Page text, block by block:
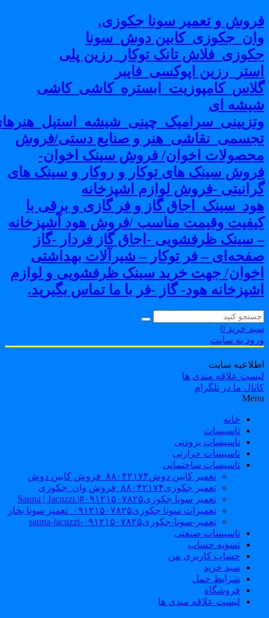
و تعمیر سونا جکوزی,
دوش_سونا
تانک توکار_رزین پلی
اپوکسی_فایبر
ای
و صنایع دستی/فروش
اخوان/ فروش سینک اخوان-
سینک های توکار و روکار و سینک های
-فروش لوازم اشپزخانه
گاز و فر گازی و برقی با
وقیمت مناسب /فروش هود آشپزخانه
سینک ظرفشویی -اجاق گاز فردار -گاز
– فر توکار – شیرآلات بهداشتی
جهت خرید سینک ظرفشویی و لوازم
هود- گاز -فر با ما تماس بگیرید.
خرید 0
به سایت
سایت
علاقه مندی ها
ما در تلگرام
خانه
تاسیسات
تاسیسات برودتی
تاسیسات حرارتی
تاسیسات ساختمانی
تعمیر کابین دوش۸۸۰۴۲۱۷۴_فروش کابین دوش
تعمیر جکوزی۸۸۰۴۲۱۷۴_فروش وان_جکوزی
تعمیر سونا جکوزی۰۹۱۲۱۵۰۷۸۲۵#| Sauna | Jacuzzi
تعمیرات سونا جکوزی۰۹۱۲۱۵۰۷۸۲۵_تعمیر سونا بخار
تعمیر-سونا-جکوزی۰۹۱۲۱۵۰۷۸۲۵-sauna-jacuzzi
تاسیسات صنعتی
تسویه حساب
حساب کاربری من
سبد خرید
شرایط حمل
فروشگاه
لیست علاقه مندی ها